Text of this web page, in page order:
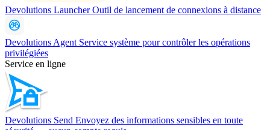
Devolutions LauncherOutil de lancement de connexions à distance
Devolutions Agent Service système pour contrôler les opérations
privilégiées
Service en ligne
Devolutions Send Envoyez des informations sensibles en toute